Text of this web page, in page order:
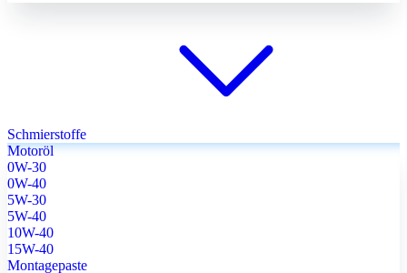
Schmierstoffe
Motoröl
0W-30
0W-40
5W-30
5W-40
10W-40
15W-40
Montagepaste